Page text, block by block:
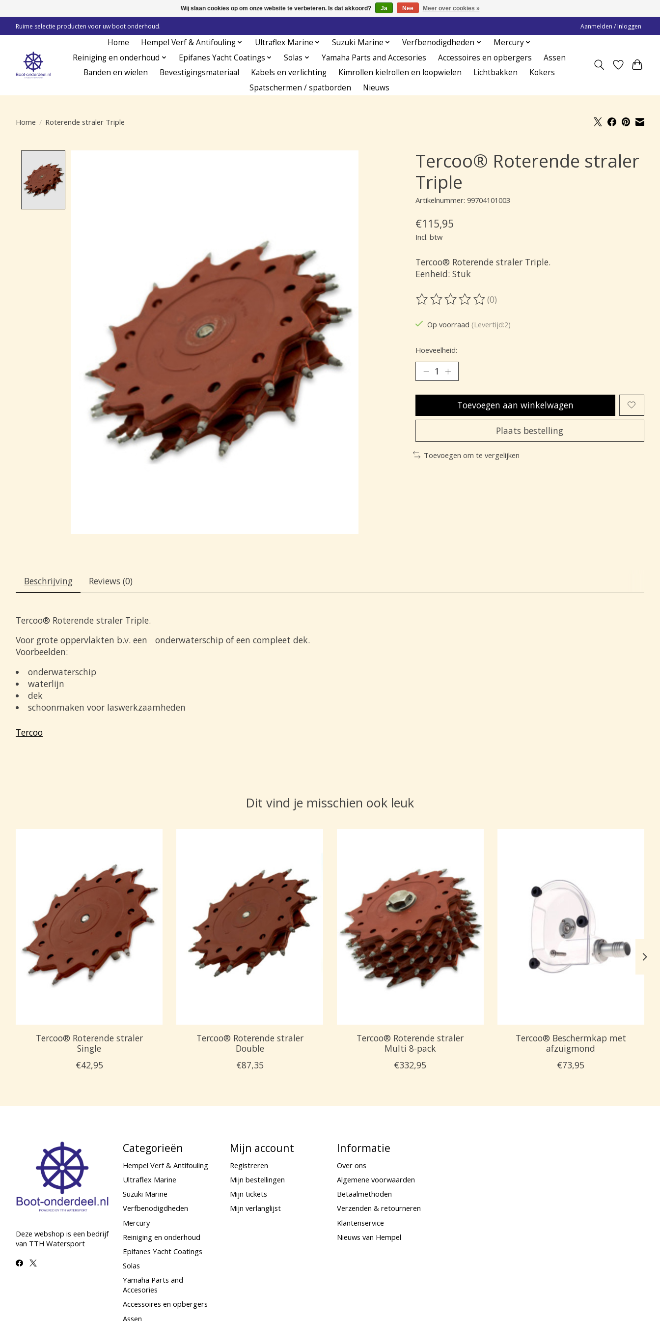
Ruime selectie producten voor uw boot onderhoud. Aanmelden / Inloggen
Home Hempel Verf & Antifouling Ultraflex Marine Suzuki Marine Verfbenodigdheden
Mercury
Reiniging en onderhoud
Epifanes Yacht Coatings Solas Yamaha Parts and Accesories Accessoires en opbergers
Assen
Banden en wielen
Bevestigingsmateriaal Kabels en verlichting Kimrollen kielrollen en loopwielen Lichtbakken
Kokers
Spatschermen / spatborden
Nieuws
Home / Roterende straler Triple
Tercoo® Roterende straler
Triple
Artikelnummer: 99704101003
€115,95
Incl. btw
Tercoo® Roterende straler Triple.
Eenheid: Stuk
De beoordeling van dit product is
(0)
Op voorraad (Levertijd:2)
Hoeveelheid:
Toevoegen aan winkelwagen
Plaats bestelling
Toevoegen om te vergelijken
Beschrijving Reviews (0)
Tercoo® Roterende straler Triple.
Voor grote oppervlakten b.v. een onderwaterschip of een compleet dek.
Voorbeelden:
onderwaterschip
waterlijn
dek
schoonmaken voor laswerkzaamheden
Tercoo
Dit vind je misschien ook leuk
Tercoo® Roterende straler
Single
€42,95
Tercoo® Roterende straler
Double
€87,35
Tercoo® Roterende straler
Multi 8-pack
€332,95
Tercoo® Beschermkap met
afzuigmond
€73,95
Deze webshop is een bedrijf
van TTH Watersport
Categorieën
Hempel Verf & Antifouling
Ultraflex Marine
Suzuki Marine
Verfbenodigdheden
Mercury
Reiniging en onderhoud
Epifanes Yacht Coatings
Solas
Yamaha Parts and
Accesories
Accessoires en opbergers
Assen
Mijn account
Registreren
Mijn bestellingen
Mijn tickets
Mijn verlanglijst
Informatie
Over ons
Algemene voorwaarden
Betaalmethoden
Verzenden & retourneren
Klantenservice
Nieuws van Hempel
Wij slaan cookies op om onze website te verbeteren. Is dat akkoord? Ja Nee Meer over cookies »